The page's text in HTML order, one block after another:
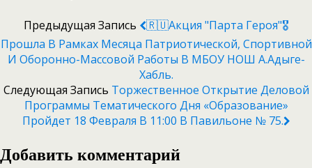
Предыдущая Запись
🇷🇺Акция "Парта Героя"🎖️
Прошла В Рамках Месяца Патриотической, Спортивной
И Оборонно-Массовой Работы В МБОУ НОШ А.Адыге-
Хабль.
Следующая Запись Торжественное Открытие Деловой
Программы Тематического Дня «Образование»
Пройдет 18 Февраля В 11:00 В Павильоне № 75.
Добавить комментарий